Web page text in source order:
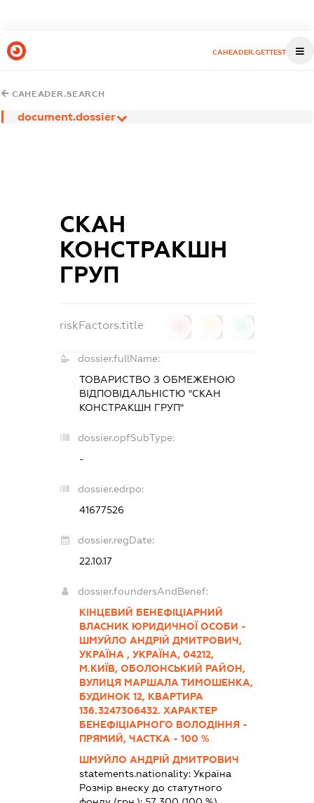
CAHEADER.GETTEST
CAHEADER.SEARCH
document.dossier
СКАН
КОНСТРАКШН
ГРУП
riskFactors.title
dossier.fullName:
ТОВАРИСТВО З ОБМЕЖЕНОЮ
ВІДПОВІДАЛЬНІСТЮ "СКАН
КОНСТРАКШН ГРУП"
dossier.opfSubType:
-
dossier.edrpo:
41677526
dossier.regDate:
22.10.17
dossier.foundersAndBenef:
КІНЦЕВИЙ БЕНЕФІЦІАРНИЙ
ВЛАСНИК ЮРИДИЧНОЇ ОСОБИ -
ШМУЙЛО АНДРІЙ ДМИТРОВИЧ,
УКРАЇНА , УКРАЇНА, 04212,
М.КИЇВ, ОБОЛОНСЬКИЙ РАЙОН,
ВУЛИЦЯ МАРШАЛА ТИМОШЕНКА,
БУДИНОК 12, КВАРТИРА
136.3247306432. ХАРАКТЕР
БЕНЕФІЦІАРНОГО ВОЛОДІННЯ -
ПРЯМИЙ, ЧАСТКА - 100 %
ШМУЙЛО АНДРІЙ ДМИТРОВИЧ
statements.nationality: Україна
Розмір внеску до статутного